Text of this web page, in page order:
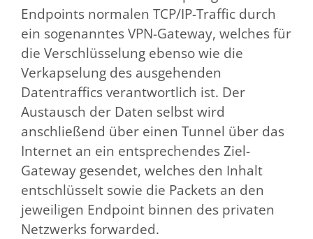
Endpoints normalen TCP/IP-Traffic durch
ein sogenanntes VPN-Gateway, welches für
die Verschlüsselung ebenso wie die
Verkapselung des ausgehenden
Datentraffics verantwortlich ist. Der
Austausch der Daten selbst wird
anschließend über einen Tunnel über das
Internet an ein entsprechendes Ziel-
Gateway gesendet, welches den Inhalt
entschlüsselt sowie die Packets an den
jeweiligen Endpoint binnen des privaten
Netzwerks forwarded.